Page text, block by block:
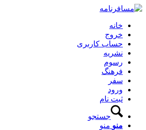
خانه
خروج
حساب کاربری
نشریه
رسوم
فرهنگ
سفر
ورود
ثبت نام
جستجو
منو منو